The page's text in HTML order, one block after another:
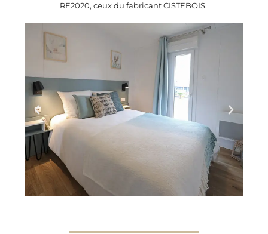
RE2020, ceux du fabricant CISTEBOIS.